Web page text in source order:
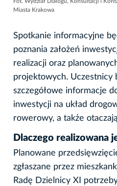
Miasta Krakowa
Spotkanie informacyjne
poznania założeń
realizacji oraz
projektowych. Uczestnicy
szczegółowe informacje
inwestycji na układ
rowerowy, a także
Dlaczego realizowana
Planowane
zgłaszane przez
Radę Dzielnicy XI